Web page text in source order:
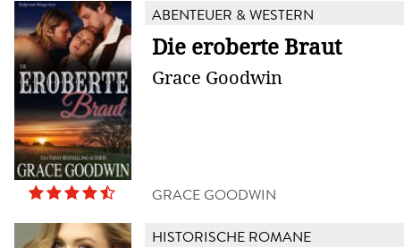
ABENTEUER & WESTERN
Die eroberte Braut
Grace Goodwin
GRACE GOODWIN
HISTORISCHE ROMANE